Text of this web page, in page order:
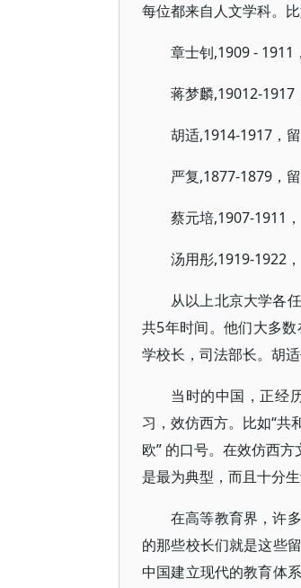
每位都来自人文学科。比
章士钊,1909 - 1911
蒋梦麟,19012-1917
胡适,1914-1917，
严复,1877-1879，
蔡元培,1907-1911
汤用彤,1919-1922
从以上北京大学各
共5年时间。他们大多
学校长，司法部长。胡适
当时的中国，正经
习，效仿西方。比如“共
欧” 的口号。在效仿西
是最为典型，而且十分
在高等教育界，许
的那些校长们就是这些
中国建立现代的教育体